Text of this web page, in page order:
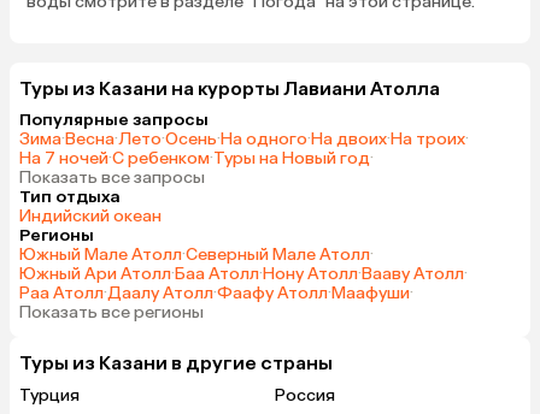
Туры из Казани на курорты Лавиани Атолла
Популярные запросы
Зима·Весна·Лето·Осень·На одного·На двоих·На троих·
На 7 ночей·С ребенком·Туры на Новый год·
Показать все запросы
Тип отдыха
Индийский океан
Регионы
Южный Мале Атолл·Северный Мале Атолл·
Южный Ари Атолл·Баа Атолл·Нону Атолл·Вааву Атолл·
Раа Атолл·Даалу Атолл·Фаафу Атолл·Маафуши·
Показать все регионы
Туры из Казани в другие страны
Турция
Россия